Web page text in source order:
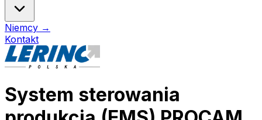
Niemcy →
Kontakt
System sterowania